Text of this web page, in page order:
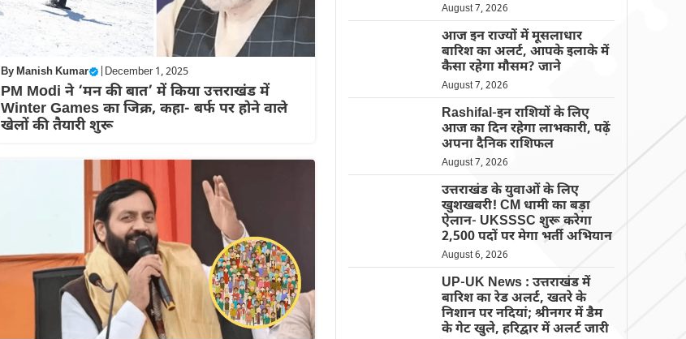
ByManish Kumar | December 1, 2025
PM Modi ने ‘मन की बात’ में किया उत्तराखंड में
Winter Games का जिक्र, कहा- बर्फ पर होने वाले
खेलों की तैयारी शुरू
August 7, 2026
आज इन राज्यों में मूसलाधार
बारिश का अलर्ट, आपके इलाके में
कैसा रहेगा मौसम? जाने
August 7, 2026
Rashifal-इन राशियों के लिए
आज का दिन रहेगा लाभकारी, पढ़ें
अपना दैनिक राशिफल
August 7, 2026
उत्तराखंड के युवाओं के लिए
खुशखबरी! CM धामी का बड़ा
ऐलान- UKSSSC शुरू करेगा
2,500 पदों पर मेगा भर्ती अभियान
August 6, 2026
UP-UK News : उत्तराखंड में
बारिश का रेड अलर्ट, खतरे के
निशान पर नदियां; श्रीनगर में डैम
के गेट खुले, हरिद्वार में अलर्ट जारी